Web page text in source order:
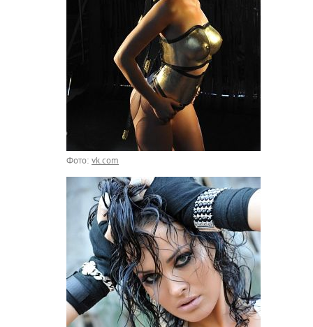
Фото: vk.com